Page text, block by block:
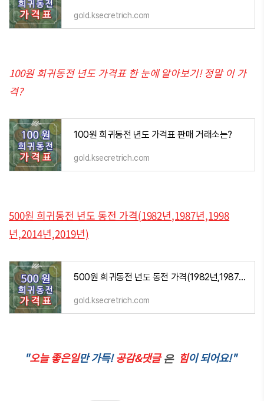
gold.ksecretrich.com
100원 희귀동전 년도 가격표 한 눈에 알아보기! 정말 이 가
격?
100원 희귀동전 년도 가격표 판매 거래소는?
gold.ksecretrich.com
500원 희귀동전 년도 동전 가격(1982년,1987년,1998
년,2014년,2019년)
500원 희귀동전 년도 동전 가격(1982년,1987년,1998년,2014년,2019년)
gold.ksecretrich.com
"오늘 좋은일만 가득!공감&댓글 은 힘이 되어요!"